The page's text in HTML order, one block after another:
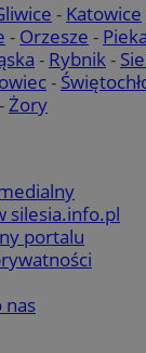
- Katowice
- Orzesze -
- Rybnik-
-
-Żory
silesia.info.pl
portalu
nas